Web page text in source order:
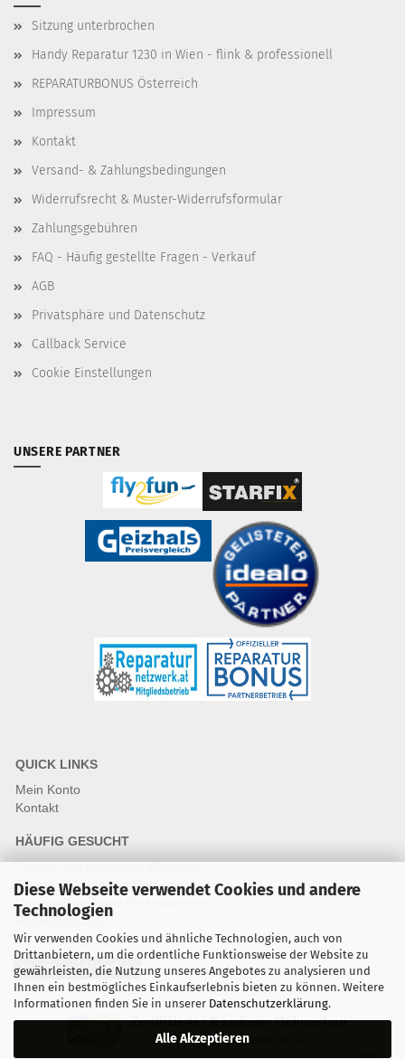
Diese Webseite verwendet Cookies und andere
Technologien
Wir verwenden Cookies und ähnliche Technologien, auch von
Drittanbietern, um die ordentliche Funktionsweise der Website zu
gewährleisten, die Nutzung unseres Angebotes zu analysieren und
Ihnen ein bestmögliches Einkaufserlebnis bieten zu können. Weitere
Informationen finden Sie in unserer Datenschutzerklärung.
Alle Akzeptieren
Sitzung unterbrochen
Handy Reparatur 1230 in Wien - flink & professionell
REPARATURBONUS Österreich
Impressum
Kontakt
Versand- & Zahlungsbedingungen
Widerrufsrecht & Muster-Widerrufsformular
Zahlungsgebühren
FAQ - Häufig gestellte Fragen - Verkauf
AGB
Privatsphäre und Datenschutz
Callback Service
Cookie Einstellungen
UNSERE PARTNER
QUICK LINKS
Mein Konto
Kontakt
HÄUFIG GESUCHT
Fragen und Antworten Webshop
Fragen & Antworten Reparatur
Qualitätsstandards für Ersatzteile
Reparaturablauf
Vertrag widerrufen
Zertifizierter & sicherer Onlineshop
Kostenloser Versand ab 30 €